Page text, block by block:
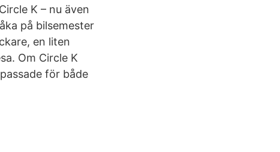
K – nu även
på bilsemester
en liten
Om Circle K
för både